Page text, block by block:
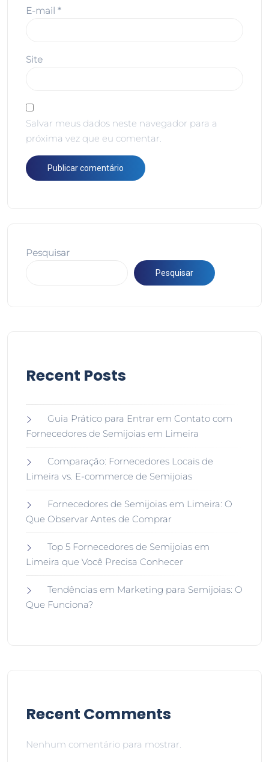
E-mail *
Site
Salvar meus dados neste navegador para a
próxima vez que eu comentar.
Pesquisar
Pesquisar
Recent Posts
Guia Prático para Entrar em Contato com
Fornecedores de Semijoias em Limeira
Comparação: Fornecedores Locais de
Limeira vs. E-commerce de Semijoias
Fornecedores de Semijoias em Limeira: O
Que Observar Antes de Comprar
Top 5 Fornecedores de Semijoias em
Limeira que Você Precisa Conhecer
Tendências em Marketing para Semijoias: O
Que Funciona?
Recent Comments
Nenhum comentário para mostrar.